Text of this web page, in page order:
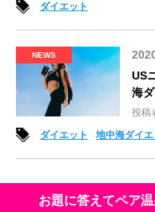
ダイエット
NEWS
US
海
投稿
ダイエット
地中海ダイエ
お題に答えてペア